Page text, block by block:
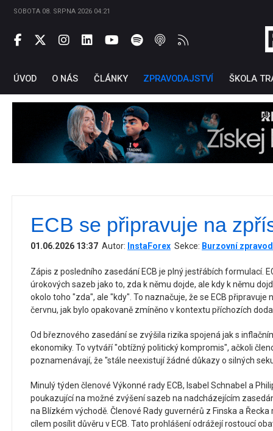
SOBOTA 08. SRPNA 2026 04:21
ÚVOD O NÁS ČLÁNKY ZPRAVODAJSTVÍ ŠKOLA
ECB se připravuje na
01.06.2026 13:37 Autor: InstaForex Sekce: Burzovní
Zápis z posledního zasedání ECB je plný jestřábích formulací.
úrokových sazeb jako to, zda k němu dojde, ale kdy k němu
okolo toho "zda", ale "kdy". To naznačuje, že se ECB připravuje
červnu, jak bylo opakovaně zmíněno v kontextu příchozích
Od březnového zasedání se zvýšila rizika spojená jak s
ekonomiky. To vytváří "obtížný politický kompromis", ačkoli
poznamenávají, že "stále neexistují žádné důkazy o silných
Minulý týden členové Výkonné rady ECB, Isabel Schnabel a
poukazující na možné zvýšení sazeb na nadcházejícím
na Blízkém východě. Členové Rady guvernérů z Finska a
cílem posílit důvěru v ECB. Tato prohlášení odrážejí rostoucí